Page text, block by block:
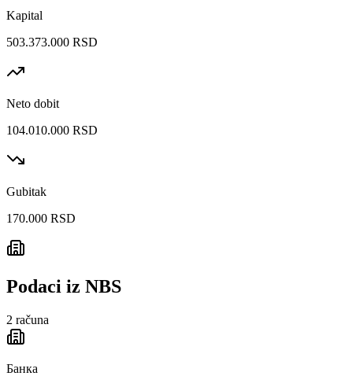
Kapital
503.373.000 RSD
Neto dobit
104.010.000 RSD
Gubitak
170.000 RSD
Podaci iz NBS
2 računa
Банка